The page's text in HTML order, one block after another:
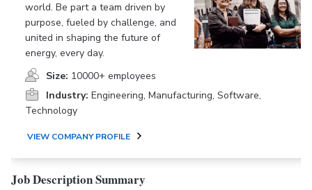
world. Be part a team driven by
purpose, fueled by challenge, and
united in shaping the future of
energy, every day.
Size: 10000+ employees
Industry: Engineering, Manufacturing, Software,
Technology
VIEW COMPANY PROFILE
Job Description Summary